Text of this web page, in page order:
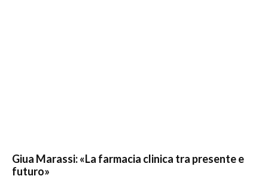
Giua Marassi: «La farmacia clinica tra presente e
futuro»